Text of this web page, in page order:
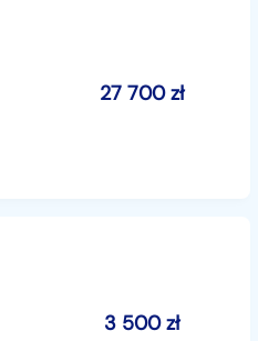
27 700zł
3 500zł